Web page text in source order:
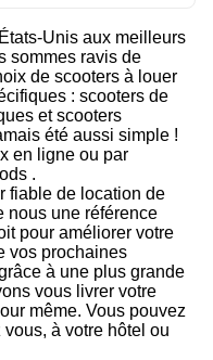
Unis aux meilleurs
sommes ravis de
de scooters à louer
: scooters de
et scooters
été aussi simple !
en ligne ou par
.
fiable de location de
nous une référence
pour améliorer votre
vos prochaines
à une plus grande
vous livrer votre
même. Vous pouvez
à votre hôtel ou